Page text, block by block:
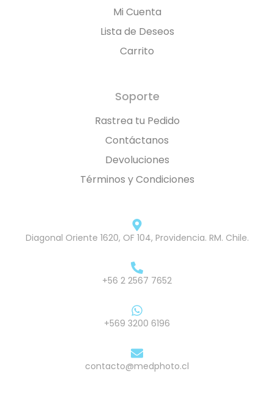
Mi Cuenta
Lista de Deseos
Carrito
Soporte
Rastrea tu Pedido
Contáctanos
Devoluciones
Términos y Condiciones
Diagonal Oriente 1620, OF 104, Providencia. RM. Chile.
+56 2 2567 7652
+569 3200 6196
contacto@medphoto.cl